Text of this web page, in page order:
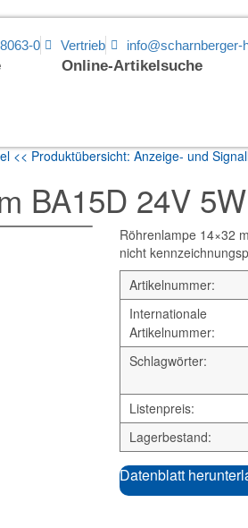
0 Vertrieb info@scharnberger-
Online-Artikelsuche
<< Produktübersicht: Anzeige- und
BA15D 24V 5W
Röhrenlampe 14×32
nicht
Artikelnummer:
Internationale
Artikelnummer:
Schlagwörter:
Listenpreis:
Lagerbestand:
Datenblatt